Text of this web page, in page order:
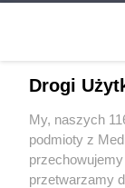
Drogi
My, naszych
podmioty z
przetwarzamy